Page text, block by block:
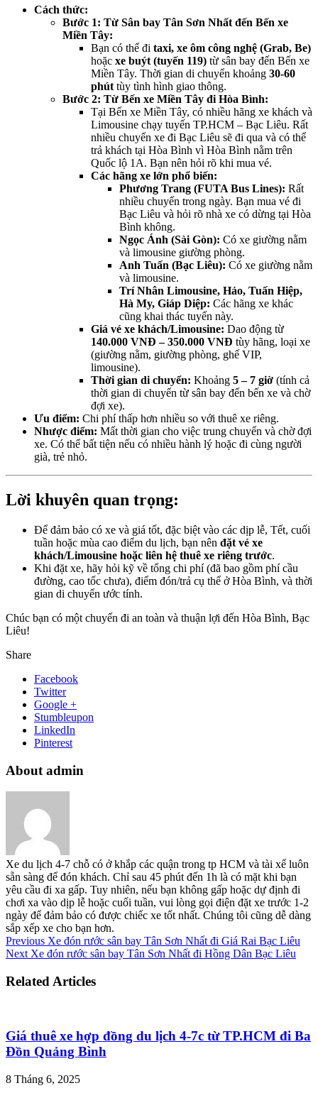
Cách thức:
Bước 1: Từ Sân bay Tân Sơn Nhất đến Bến xe
Miền Tây:
Bạn có thể đi taxi, xe ôm công nghệ (Grab, Be)
hoặc xe buýt (tuyến 119) từ sân bay đến Bến xe
Miền Tây. Thời gian di chuyển khoảng 30-60
phút tùy tình hình giao thông.
Bước 2: Từ Bến xe Miền Tây đi Hòa Bình:
Tại Bến xe Miền Tây, có nhiều hãng xe khách và
Limousine chạy tuyến TP.HCM – Bạc Liêu. Rất
nhiều chuyến xe đi Bạc Liêu sẽ đi qua và có thể
trả khách tại Hòa Bình vì Hòa Bình nằm trên
Quốc lộ 1A. Bạn nên hỏi rõ khi mua vé.
Các hãng xe lớn phổ biến:
Phương Trang (FUTA Bus Lines): Rất
nhiều chuyến trong ngày. Bạn mua vé đi
Bạc Liêu và hỏi rõ nhà xe có dừng tại Hòa
Bình không.
Ngọc Ánh (Sài Gòn): Có xe giường nằm
và limousine giường phòng.
Anh Tuấn (Bạc Liêu): Có xe giường nằm
và limousine.
Trí Nhân Limousine, Hảo, Tuấn Hiệp,
Hà My, Giáp Diệp: Các hãng xe khác
cũng khai thác tuyến này.
Giá vé xe khách/Limousine: Dao động từ
140.000 VNĐ – 350.000 VNĐ tùy hãng, loại xe
(giường nằm, giường phòng, ghế VIP,
limousine).
Thời gian di chuyển: Khoảng 5 – 7 giờ (tính cả
thời gian di chuyển từ sân bay đến bến xe và chờ
đợi xe).
Ưu điểm: Chi phí thấp hơn nhiều so với thuê xe riêng.
Nhược điểm: Mất thời gian cho việc trung chuyển và chờ đợi
xe. Có thể bất tiện nếu có nhiều hành lý hoặc đi cùng người
già, trẻ nhỏ.
Lời khuyên quan trọng:
Để đảm bảo có xe và giá tốt, đặc biệt vào các dịp lễ, Tết, cuối
tuần hoặc mùa cao điểm du lịch, bạn nên đặt vé xe
khách/Limousine hoặc liên hệ thuê xe riêng trước.
Khi đặt xe, hãy hỏi kỹ về tổng chi phí (đã bao gồm phí cầu
đường, cao tốc chưa), điểm đón/trả cụ thể ở Hòa Bình, và thời
gian di chuyển ước tính.
Chúc bạn có một chuyến đi an toàn và thuận lợi đến Hòa Bình, Bạc
Liêu!
Share
Facebook
Twitter
Google +
Stumbleupon
LinkedIn
Pinterest
About admin
Xe du lịch 4-7 chỗ có ở khắp các quận trong tp HCM và tài xế luôn
sẵn sàng để đón khách. Chỉ sau 45 phút đến 1h là có mặt khi bạn
yêu cầu đi xa gấp. Tuy nhiên, nếu bạn không gấp hoặc dự định đi
chơi xa vào dịp lễ hoặc cuối tuần, vui lòng gọi điện đặt xe trước 1-2
ngày để đảm bảo có được chiếc xe tốt nhất. Chúng tôi cũng dễ dàng
sắp xếp xe cho bạn hơn.
Previous Xe đón rước sân bay Tân Sơn Nhất đi Giá Rai Bạc Liêu
Next Xe đón rước sân bay Tân Sơn Nhất đi Hồng Dân Bạc Liêu
Related Articles
Giá thuê xe hợp đồng du lịch 4-7c từ TP.HCM đi Ba
Đồn Quảng Bình
8 Tháng 6, 2025